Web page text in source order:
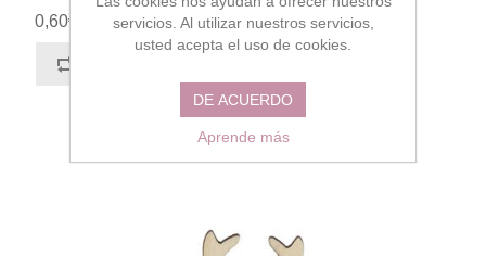
0,60€
servicios. Al utilizar nuestros servicios,
usted acepta el uso de cookies.
DE ACUERDO
Aprende más